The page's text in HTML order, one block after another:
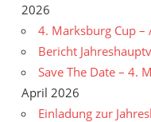
2026
4. Marksburg Cup –
Bericht
Save The Date – 4.
April 2026
Einladung zur